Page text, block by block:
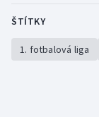
Motorsport
ŠTÍTKY
1. fotbalová liga